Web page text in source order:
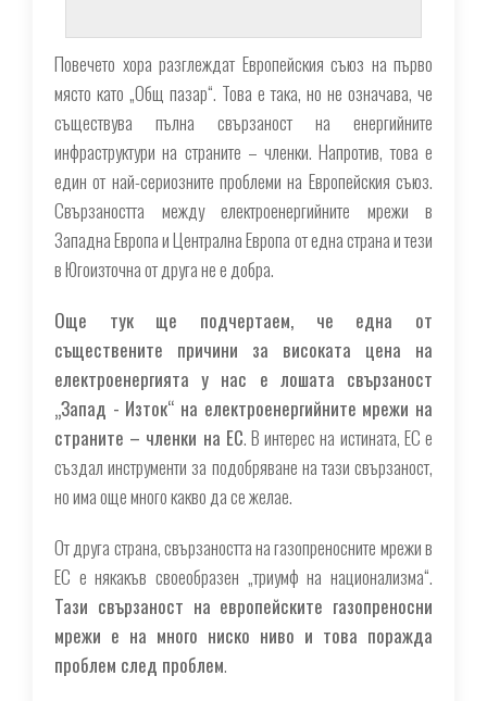
Повечето хора разглеждат Европейския съюз на първо
място като „Общ пазар“. Това е така, но не означава, че
съществува пълна свързаност на енергийните
инфраструктури на страните – членки. Напротив, това е
един от най-сериозните проблеми на Европейския съюз.
Свързаността между електроенергийните мрежи в
Западна Европа и Централна Европа от една страна и тези
в Югоизточна от друга не е добра.
Още тук ще подчертаем, че една от
съществените причини за високата цена на
електроенергията у нас е лошата свързаност
„Запад - Изток“ на електроенергийните мрежи на
страните – членки на ЕС. В интерес на истината, ЕС е
създал инструменти за подобряване на тази свързаност,
но има още много какво да се желае.
От друга страна, свързаността на газопреносните мрежи в
ЕС е някакъв своеобразен „триумф на национализма“.
Тази свързаност на европейските газопреносни
мрежи е на много ниско ниво и това поражда
проблем след проблем.